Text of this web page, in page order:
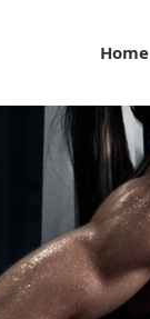
Home